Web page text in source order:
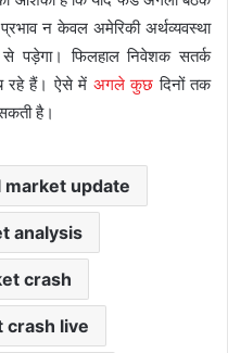
न केवल अमेरिकी अर्थव्यवस्था
से पड़ेगा। फिलहाल निवेशक सतर्क
रहे हैं। ऐसे में अगले कुछ दिनों तक
है।
market update
analysis
crash
crash live